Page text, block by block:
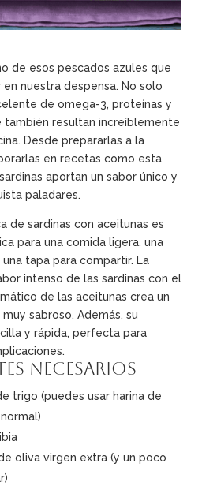
de esos pescados azules que
nuestra despensa. No solo
de omega-3, proteínas y
también resultan increíblemente
Desde prepararlas a la
en recetas como esta
aportan un sabor único y
paladares.
de sardinas con aceitunas es
para una comida ligera, una
tapa para compartir. La
intenso de las sardinas con el
de las aceitunas crea un
sabroso. Además, su
y rápida, perfecta para
necesarios
trigo (puedes usar harina de
oliva virgen extra (y un poco